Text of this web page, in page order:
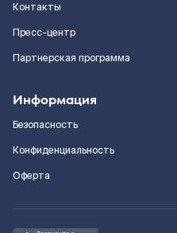
Контакты
Пресс-центр
Партнерская программа
Информация
Безопасность
Конфиденциальность
Оферта